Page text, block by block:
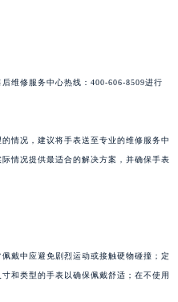
维修服务中心热线：400-606-8509进行
情况，建议将手表送至专业的维修服务中
情况提供最适合的解决方案，并确保手表
戴中应避免剧烈运动或接触硬物碰撞；定
和类型的手表以确保佩戴舒适；在不使用